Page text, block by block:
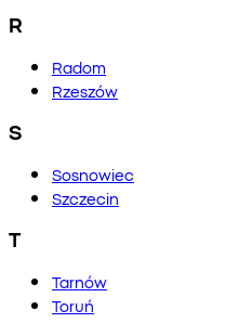
R
Radom
Rzeszów
S
Sosnowiec
Szczecin
T
Tarnów
Toruń